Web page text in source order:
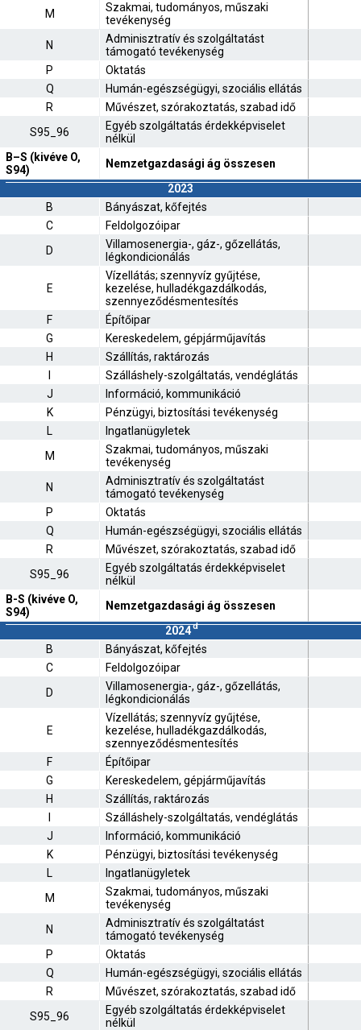
M
Szakmai, tudományos, műszaki
tevékenység
N
Adminisztratív és szolgáltatást
támogató tevékenység
P
Oktatás
Q
Humán-egészségügyi, szociális ellátás
R
Művészet, szórakoztatás, szabad idő
S95_96
Egyéb szolgáltatás érdekképviselet
nélkül
B–S (kivéve O,
S94)
Nemzetgazdasági ág összesen
2023
B
Bányászat, kőfejtés
C
Feldolgozóipar
D
Villamosenergia-, gáz-, gőzellátás,
légkondicionálás
E
Vízellátás; szennyvíz gyűjtése,
kezelése, hulladékgazdálkodás,
szennyeződésmentesítés
F
Építőipar
G
Kereskedelem, gépjárműjavítás
H
Szállítás, raktározás
Szálláshely-szolgáltatás, vendéglátás
J
Információ, kommunikáció
K
Pénzügyi, biztosítási tevékenység
L
Ingatlanügyletek
M
Szakmai, tudományos, műszaki
tevékenység
N
Adminisztratív és szolgáltatást
támogató tevékenység
P
Oktatás
Q
Humán-egészségügyi, szociális ellátás
R
Művészet, szórakoztatás, szabad idő
S95_96
Egyéb szolgáltatás érdekképviselet
nélkül
B-S (kivéve O,
S94)
Nemzetgazdasági ág összesen
2024d
B
Bányászat, kőfejtés
C
Feldolgozóipar
D
Villamosenergia-, gáz-, gőzellátás,
légkondicionálás
E
Vízellátás; szennyvíz gyűjtése,
kezelése, hulladékgazdálkodás,
szennyeződésmentesítés
F
Építőipar
G
Kereskedelem, gépjárműjavítás
H
Szállítás, raktározás
Szálláshely-szolgáltatás, vendéglátás
J
Információ, kommunikáció
K
Pénzügyi, biztosítási tevékenység
L
Ingatlanügyletek
M
Szakmai, tudományos, műszaki
tevékenység
N
Adminisztratív és szolgáltatást
támogató tevékenység
P
Oktatás
Q
Humán-egészségügyi, szociális ellátás
R
Művészet, szórakoztatás, szabad idő
S95_96
Egyéb szolgáltatás érdekképviselet
nélkül